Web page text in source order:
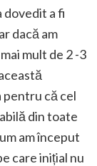
dovedit a fi
dacă am
mult de 2 -3
pentru că cel
din toate
am început
care inițial nu